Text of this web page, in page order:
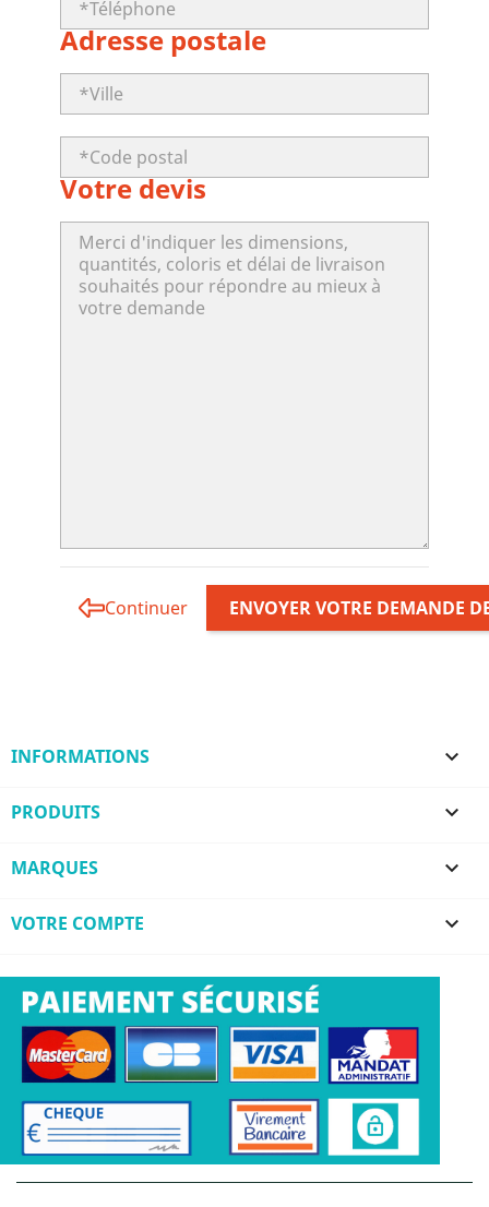
Adresse postale
Votre devis
Continuer ENVOYER VOTRE DEMANDE
INFORMATIONS 
PRODUITS 
MARQUES 
VOTRE COMPTE 